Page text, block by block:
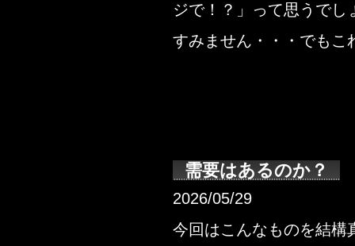
ジで！？」って思うでし
すみません・・・でもこ
需要はあるのか？
2026/05/29
今回はこんなものを結構